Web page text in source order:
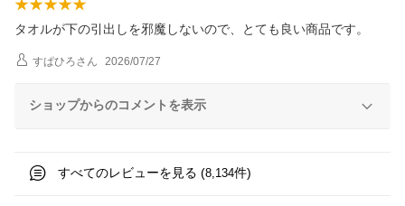
タオルが下の引出しを邪魔しないので、とても良い商品です。
すぱひろさん 2026/07/27
ショップからのコメントを表示
すべてのレビューを見る (8,134件)